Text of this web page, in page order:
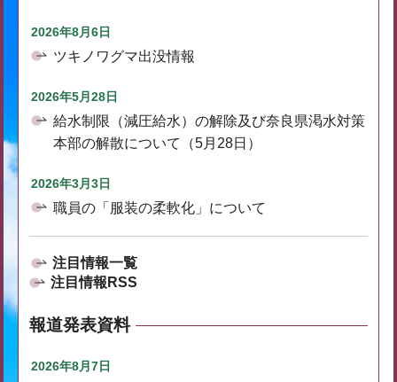
2026年8月6日
ツキノワグマ出没情報
2026年5月28日
給水制限（減圧給水）の解除及び奈良県渇水対策
本部の解散について（5月28日）
2026年3月3日
職員の「服装の柔軟化」について
注目情報一覧
注目情報RSS
報道発表資料
2026年8月7日